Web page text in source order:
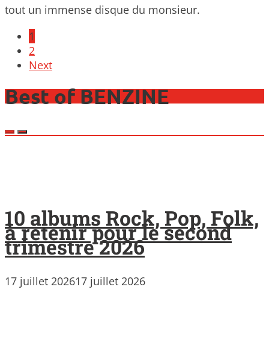
tout un immense disque du monsieur.
Posts
navigation
1
2
Next
Best of BENZINE
10 albums Rock, Pop, Folk,
à retenir pour le second
trimestre 2026
17 juillet 202617 juillet 2026